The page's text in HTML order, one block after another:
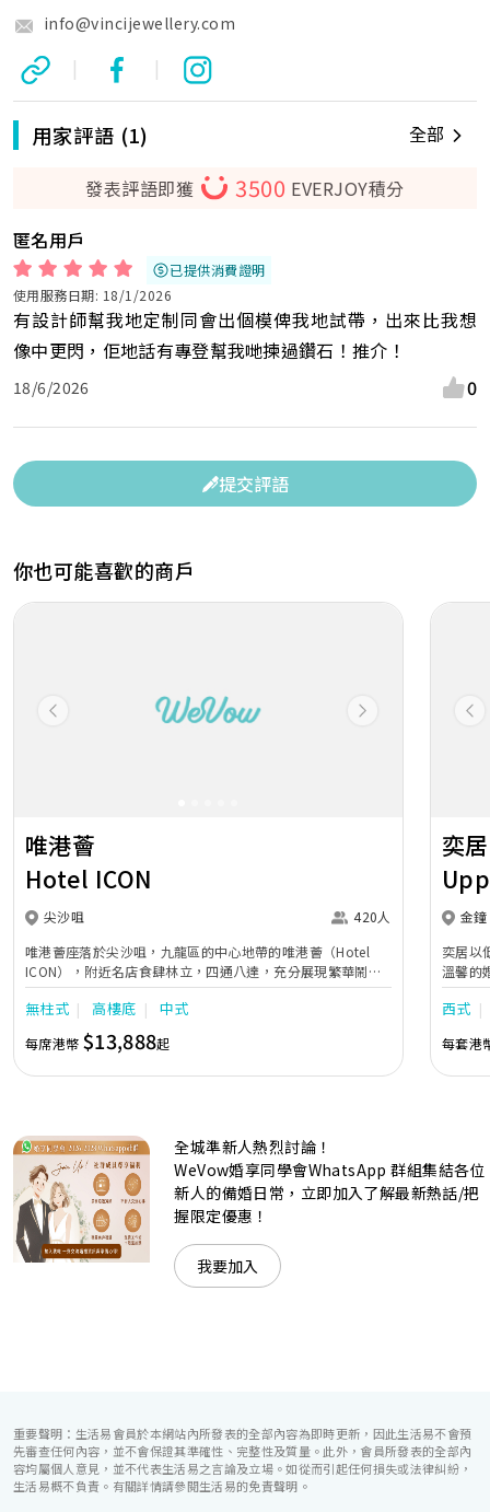
info@vincijewellery.com
| |
用家評語 (1) 全部
發表評語即獲 3500 EVERJOY積分
匿名用戶
已提供消費證明
使用服務日期: 18/1/2026
有設計師幫我地定制同會出個模俾我地試帶，出來比我想
像中更閃，佢地話有專登幫我哋揀過鑽石！推介！
18/6/2026 0
提交評語
你也可能喜歡的商戶
Previous Next
唯港薈
Hotel ICON
尖沙咀
420人
唯港薈座落於尖沙咀，九龍區的中心地帶的唯港薈（Hotel
ICON），附近名店食肆林立，四通八達，充分展現繁華鬧巿
中的活力個性，成為一眾準新人舉辦婚宴的熱門之選。專業團
隊由策劃統籌至所有婚宴每個細節，唯港薈都力臻完美，保證
讓您留下獨特的醉人回憶。 擁有時尚高樓頂的Silverbox宴會
廳，配置了全套先進的視聽影音及燈光設備配套，並採用極富
現代時尚感的水晶玻璃燈，演繹出與別不同的經典神韻。不論
準新人的個性及預算﹔保證為您打造夢寐以求的特別日子，令
賓客永誌難忘！
無柱式 高樓底 中式
每席港幣 $13,888起
奕居
金鐘
奕居以
溫馨的
團隊會
西式
每套港
全城準新人熱烈討論！
WeVow婚享同學會WhatsApp 群組集結各位
新人的備婚日常，立即加入了解最新熱話/把
握限定優惠！
我要加入
重要聲明：生活易會員於本網站內所發表的全部內容為即時更新，因此生活易不會預
先審查任何內容，並不會保證其準確性、完整性及質量。此外，會員所發表的全部內
容均屬個人意見，並不代表生活易之言論及立場。如從而引起任何損失或法律糾紛，
生活易概不負責。有關詳情請參閱生活易的免責聲明。